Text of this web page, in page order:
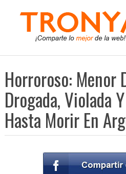
Horroroso: Menor
Drogada, Violada
Hasta Morir En